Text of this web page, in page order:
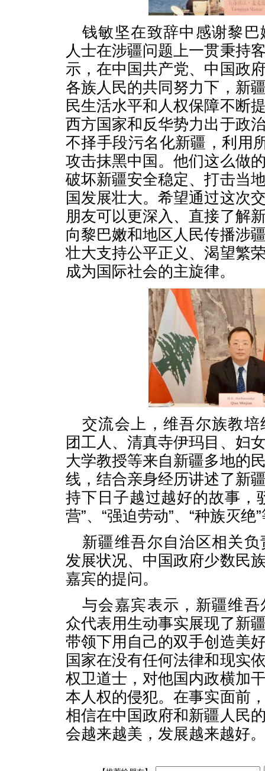
钱敏坚在致辞中感谢黎
人士在涉疆问题上一贯秉持
示，在中国共产党、中国政
各族人民的共同努力下，新
民生活水平和人权保障不断
西方国家和反华势力出于政
不择手段污名化新疆，利用
攻击抹黑中国。他们这么做
破坏新疆安全稳定、打击当
国发展壮大。希望通过这次
朋友可以更深入、直接了解
向黎巴嫩和地区人民传播涉
壮大支持公平正义、渴望繁
成为国际社会的主旋律。
交流会上，维吾尔族教
团工人、清真寺伊玛目、妇
大学教授等来自新疆多地的
线，结合亲身经历讲述了新
持下日子越过越好的故事，
营”、“强迫劳动”、“种族灭绝
新疆维吾尔自治区相关
发展状况、中国政府少数民
嘉宾的提问。
与会嘉宾表示，新疆维
众代表用生动事实展现了新
带领下用自己的双手创造美
国家在没有任何法律和现实
权卫道士，对他国内政横加
本人权的侵犯。在事实面前
相信在中国政府和新疆人民
会越来越美，发展越来越好。